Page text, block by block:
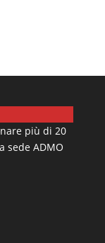
più di 20
sede ADMO